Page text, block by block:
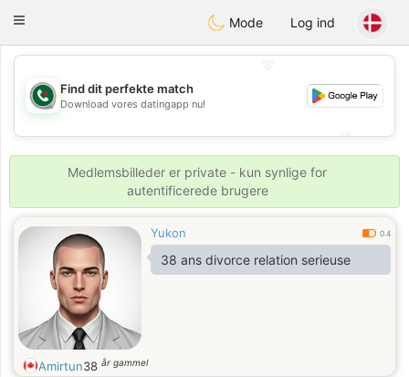
Weshrak
Toggle
Mode Log ind
💖
💕
Find dit perfekte match
Download vores datingapp nu!
Medlemsbilleder er private - kun synlige for
autentificerede brugere
Yukon 0.4
38 ans divorce relation serieuse
Amirtun38 år gammel